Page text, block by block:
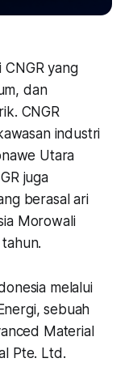
CNGR yang
dan
CNGR
industri
Utara
juga
berasal ari
Morowali
melalui
sebuah
Material
Pte. Ltd.